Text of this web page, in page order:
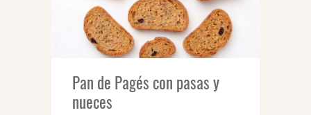
Pan de Pagés con pasas y
nueces